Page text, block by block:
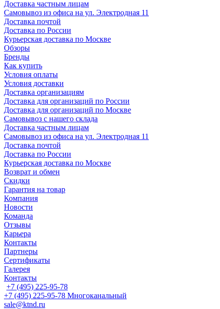
Доставка частным лицам
Самовывоз из офиса на ул. Электродная 11
Доставка почтой
Доставка по России
Курьерская доставка по Москве
Обзоры
Бренды
Как купить
Условия оплаты
Условия доставки
Доставка организациям
Доставка для организаций по России
Доставка для организаций по Москве
Самовывоз с нашего склада
Доставка частным лицам
Самовывоз из офиса на ул. Электродная 11
Доставка почтой
Доставка по России
Курьерская доставка по Москве
Возврат и обмен
Скидки
Гарантия на товар
Компания
Новости
Команда
Отзывы
Карьера
Контакты
Партнеры
Сертификаты
Галерея
Контакты
+7 (495) 225-95-78
+7 (495) 225-95-78 Многоканальный
sale@ktnd.ru